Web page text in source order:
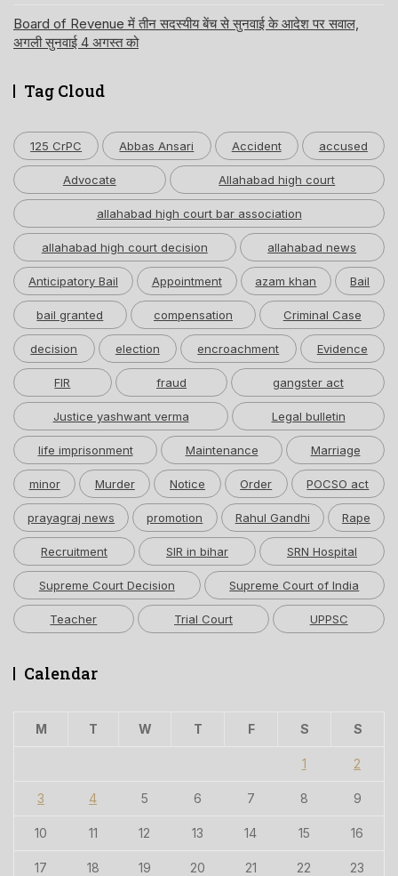
Board of Revenue में तीन सदस्यीय बेंच से सुनवाई के आदेश पर सवाल,
अगली सुनवाई 4 अगस्त को
Tag Cloud
125 CrPC Abbas Ansari Accident accused
Advocate Allahabad high court
allahabad high court bar association
allahabad high court decision allahabad news
Anticipatory Bail Appointment azam khan Bail
bail granted compensation Criminal Case
decision election encroachment Evidence
FIR fraud gangster act
Justice yashwant verma Legal bulletin
life imprisonment Maintenance Marriage
minor Murder Notice Order POCSO act
prayagraj news promotion Rahul Gandhi Rape
Recruitment SIR in bihar SRN Hospital
Supreme Court Decision Supreme Court of India
Teacher Trial Court UPPSC
Calendar
M T W T F S S
1 2
3 4 5 6 7 8 9
10 11 12 13 14 15 16
17 18 19 20 21 22 23